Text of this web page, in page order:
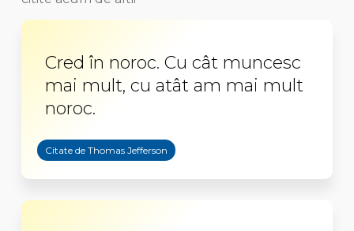
Cred în noroc. Cu cât muncesc
mai mult, cu atât am mai mult
noroc.
Citate de Thomas Jefferson